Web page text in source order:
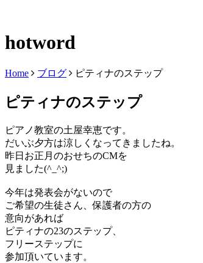
hotword
Home ブログ ピティナのステップ
ピティナのステップ
ピアノ教室の土屋幸恵です。
だいぶ夕方は涼しくなってきましたね。
昨日お正月のおせちのCMを
見ました(^_^;)
今年は発表会がないので
ご希望の生徒さん、保護者の方の
意向があれば
ピティナの23のステップ、
フリーステップに
参加頂いています。